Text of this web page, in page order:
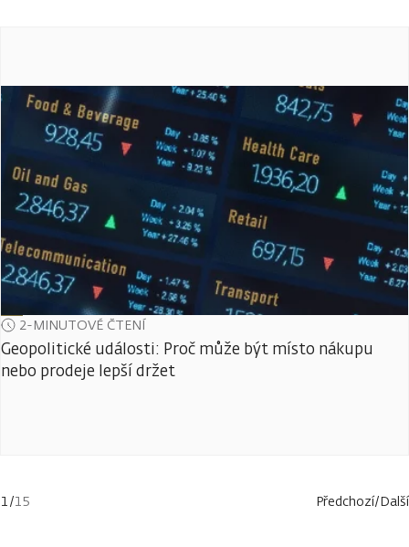
2-MINUTOVÉ ČTENÍ
Geopolitické události: Proč může být místo nákupu
nebo prodeje lepší držet
1/15 Předchozí/Další